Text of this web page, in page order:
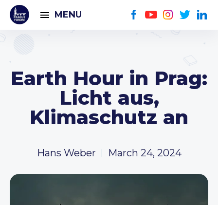
MENU
Earth Hour in Prag:
Licht aus,
Klimaschutz an
Hans Weber March 24, 2024